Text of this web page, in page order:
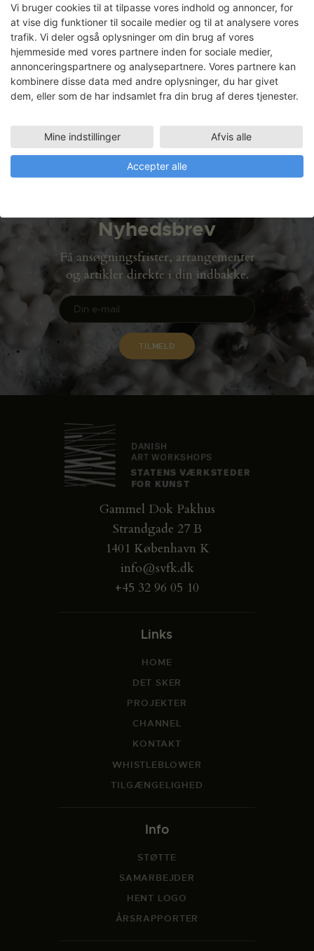
Lars Almkilde
Faciliteter
Nyhedsbrev
Få ansøgningsfrister, arrangementer
og artikler direkte i din indbakke.
Gammel Dok Pakhus
Strandgade 27 B
1401 København K
info@svfk.dk
+45 32 96 05 10
Links
HOME
DET SKER
PROJEKTER
CHANNEL
KONTAKT
WHISTLEBLOWER
TILGÆNGELIGHED
Info
STØTTE
SAMARBEJDER
HENT LOGO
ÅRSRAPPORTER
Vi bruger cookies til at tilpasse vores indhold og annoncer, for
at vise dig funktioner til socaile medier og til at analysere vores
trafik. Vi deler også oplysninger om din brug af vores
hjemmeside med vores partnere inden for sociale medier,
annonceringspartnere og analysepartnere. Vores partnere kan
kombinere disse data med andre oplysninger, du har givet
dem, eller som de har indsamlet fra din brug af deres tjenester.
Mine indstillinger Afvis alle
Accepter alle